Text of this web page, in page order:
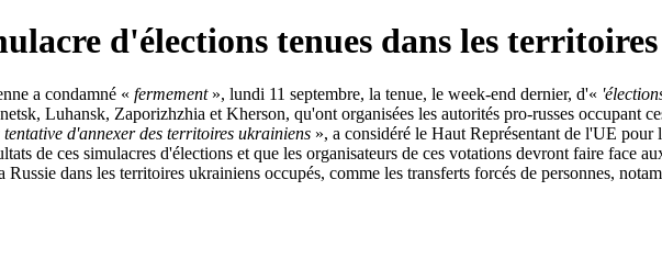
d'élections tenues dans les
a condamné « fermement », lundi 11 septembre, la tenue, le week-end dernier, d'«
Luhansk, Zaporizhzhia et Kherson, qu'ont organisées les autorités pro-russes occupant
d'annexer des territoires ukrainiens », a considéré le Haut Représentant de l'UE
de ces simulacres d'élections et que les organisateurs de ces votations devront faire face
dans les territoires ukrainiens occupés, comme les transferts forcés de personnes,